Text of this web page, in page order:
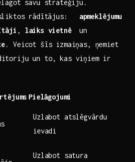
savu stratēģiju.
⁤rādītājus:
apmeklējumu
, laiks ⁢vietnē‌ un
. Veicot ‌šīs izmaiņas, ņemiet
un to, kas viņiem ir
Pielāgojumi
Uzlabot atslēgvārdu
ievadi
Uzlabot satura